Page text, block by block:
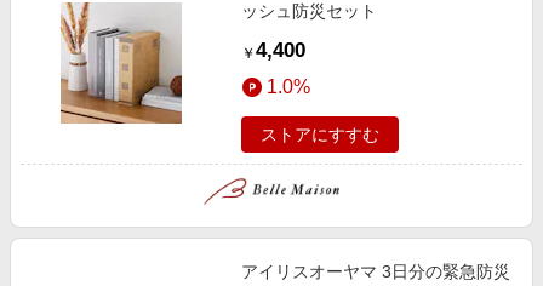
ッシュ防災セット
￥ 4,400
1.0%
ストアにすすむ
アイリスオーヤマ 3日分の緊急防災